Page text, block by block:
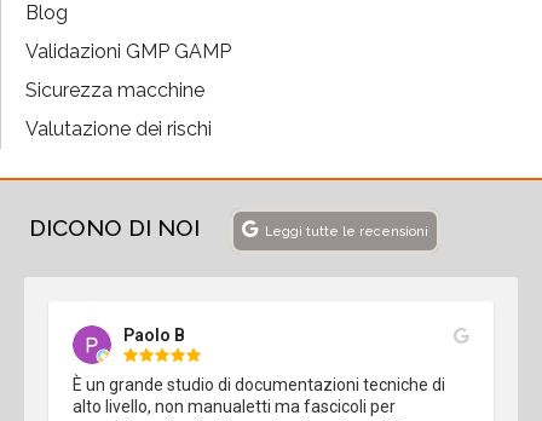
Blog
Validazioni GMP GAMP
Sicurezza macchine
Valutazione dei rischi
DICONO DI NOI Leggi tutte le recensioni
Paolo B
È un grande studio di documentazioni tecniche di
alto livello, non manualetti ma fascicoli per